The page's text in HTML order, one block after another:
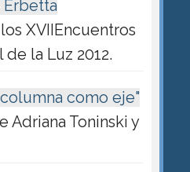
XVIIEncuentros
la Luz 2012.
como eje"
Adriana Toninski y